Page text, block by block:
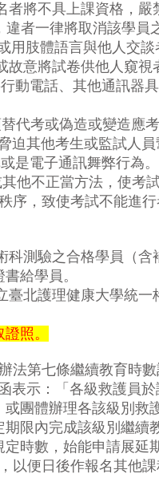
者將不具上課資格，嚴
者一律將取消該學員
用肢體語言與他人交
故意將試卷供他人窺視
動電話、其他通訊器
代考或偽造或變造應考
迫其他考生或監試人員
是電子通訊舞弊行為。
他不正當方法，使考
序，致使考試不能進行
科測驗之合格學員（
給學員。
臺北護理健康大學統一
照。
法第七條繼續教育時
表示：「各級救護員
團體辦理各該級別救
限內完成該級別繼續
時數，始能申請展延期
以便日後作報名其他課